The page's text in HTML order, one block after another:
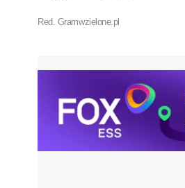
Red. Gramwzielone.pl